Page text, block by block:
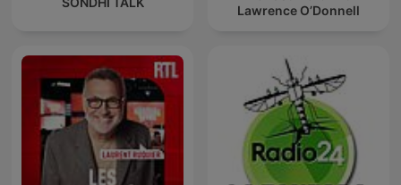
Lawrence O’Donnell